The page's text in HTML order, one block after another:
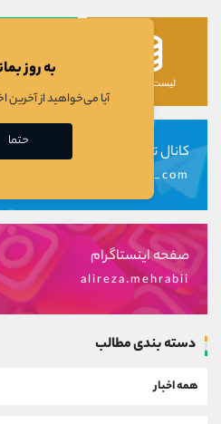
لیست رمزارزها
کانال تلگرام
alirezamehrabi_com
صفحه اینستاگرام
alireza.mehrabii
دسته بندی مطالب
همه اخبار
به روز
آیا می‌خواهید از آخرین
حتما